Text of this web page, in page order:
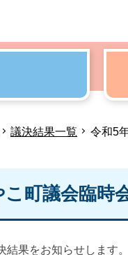
議決結果一覧
令和5
町議会臨時
果をお知らせします。